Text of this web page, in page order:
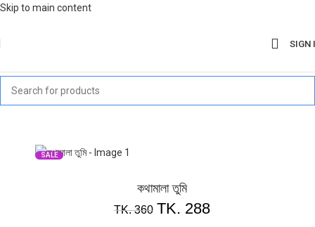
Skip to main content
SIGN
SALE
কথামালা তুমি
TK.360 TK. 288